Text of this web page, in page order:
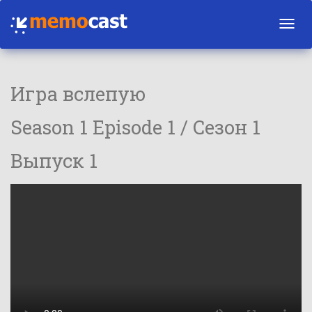
Игра вслепую
Season 1 Episode 1 / Сезон 1
Выпуск 1